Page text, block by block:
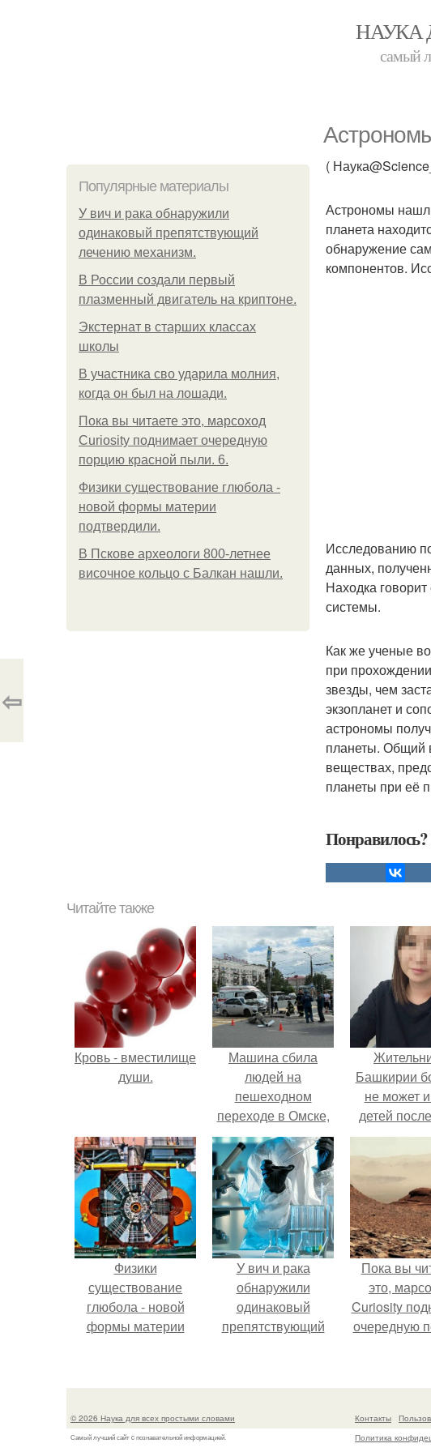
НАУКА
самый
Популярные материалы
У вич и рака обнаружили
одинаковый препятствующий
лечению механизм.
В России создали первый
плазменный двигатель на криптоне.
Экстернат в старших классах
школы
В участника сво ударила молния,
когда он был на лошади.
Пока вы читаете это, марсоход
Curiosity поднимает очередную
порцию красной пыли. 6.
Физики существование глюбола -
новой формы материи
подтвердили.
В Пскове археологи 800-летнее
височное кольцо с Балкан нашли.
(
Астрономы
планета
обнаружение
компонентов.
Исследованию
данных,
Находка
системы.
Как же ученые
при
звезды, чем
экзопланет и
астрономы
планеты. Общий
веществах,
планеты при её
Понравилось?
⇦
Читайте также
Кровь - вместилище
души.
Машина сбила
людей на
пешеходном
переходе в Омске,
пострадали 8
человек.
Башкирии
не может
детей
как медики
ей аборт на
месяце
оставили в
Физики
существование
глюбола - новой
формы материи
У вич и рака
обнаружили
одинаковый
препятствующий
Пока вы
это,
Curiosity
очередную
© 2026 Наука для всех простыми словами
Самый лучший сайт c познавательной информацией.
Контакты
Политика